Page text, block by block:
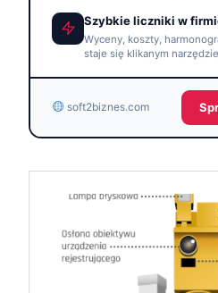
Szybkie liczniki w
Wyceny, koszty,
staje się klikanym
soft2biznes.com